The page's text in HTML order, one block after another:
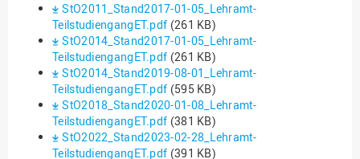
StO2011_Stand2017-01-05_Lehramt-
TeilstudiengangET.pdf (261 KB)
StO2014_Stand2017-01-05_Lehramt-
TeilstudiengangET.pdf (261 KB)
StO2014_Stand2019-08-01_Lehramt-
TeilstudiengangET.pdf (595 KB)
StO2018_Stand2020-01-08_Lehramt-
TeilstudiengangET.pdf (381 KB)
StO2022_Stand2023-02-28_Lehramt-
TeilstudiengangET.pdf (391 KB)